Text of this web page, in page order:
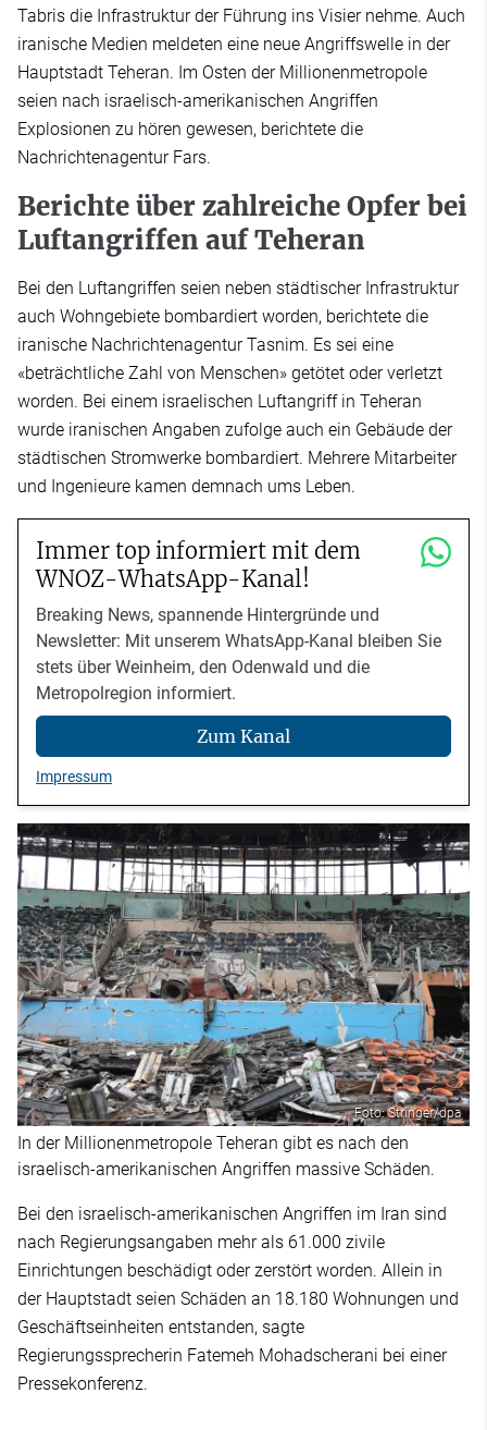
Tabris die Infrastruktur der Führung ins Visier nehme. Auch
iranische Medien meldeten eine neue Angriffswelle in der
Hauptstadt Teheran. Im Osten der Millionenmetropole
seien nach israelisch-amerikanischen Angriffen
Explosionen zu hören gewesen, berichtete die
Nachrichtenagentur Fars.
Berichte über zahlreiche Opfer bei
Luftangriffen auf Teheran
Bei den Luftangriffen seien neben städtischer Infrastruktur
auch Wohngebiete bombardiert worden, berichtete die
iranische Nachrichtenagentur Tasnim. Es sei eine
«beträchtliche Zahl von Menschen» getötet oder verletzt
worden. Bei einem israelischen Luftangriff in Teheran
wurde iranischen Angaben zufolge auch ein Gebäude der
städtischen Stromwerke bombardiert. Mehrere Mitarbeiter
und Ingenieure kamen demnach ums Leben.
Immer top informiert mit dem
WNOZ-WhatsApp-Kanal!
Breaking News, spannende Hintergründe und
Newsletter: Mit unserem WhatsApp-Kanal bleiben Sie
stets über Weinheim, den Odenwald und die
Metropolregion informiert.
Zum Kanal
Impressum
Foto: Stringer/dpa
In der Millionenmetropole Teheran gibt es nach den
israelisch-amerikanischen Angriffen massive Schäden.
Bei den israelisch-amerikanischen Angriffen im Iran sind
nach Regierungsangaben mehr als 61.000 zivile
Einrichtungen beschädigt oder zerstört worden. Allein in
der Hauptstadt seien Schäden an 18.180 Wohnungen und
Geschäftseinheiten entstanden, sagte
Regierungssprecherin Fatemeh Mohadscherani bei einer
Pressekonferenz.